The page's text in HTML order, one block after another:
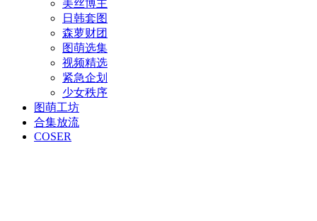
美丝博主
日韩套图
森萝财团
图萌选集
视频精选
紧急企划
少女秩序
图萌工坊
合集放流
COSER